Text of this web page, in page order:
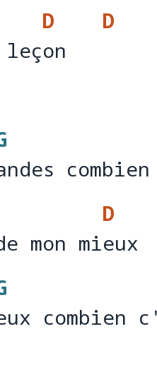
leç
D
on
D
combien
mon mi
D
eux
mon mieux
combien c'
combien